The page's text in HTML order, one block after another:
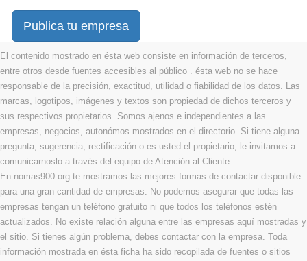
Publica tu empresa
El contenido mostrado en ésta web consiste en información de terceros,
entre otros desde fuentes accesibles al público . ésta web no se hace
responsable de la precisión, exactitud, utilidad o fiabilidad de los datos. Las
marcas, logotipos, imágenes y textos son propiedad de dichos terceros y
sus respectivos propietarios. Somos ajenos e independientes a las
empresas, negocios, autonómos mostrados en el directorio. Si tiene alguna
pregunta, sugerencia, rectificación o es usted el propietario, le invitamos a
comunicarnoslo a través del equipo de Atención al Cliente
En nomas900.org te mostramos las mejores formas de contactar disponible
para una gran cantidad de empresas. No podemos asegurar que todas las
empresas tengan un teléfono gratuito ni que todos los teléfonos estén
actualizados. No existe relación alguna entre las empresas aquí mostradas y
el sitio. Si tienes algún problema, debes contactar con la empresa. Toda
información mostrada en ésta ficha ha sido recopilada de fuentes o sitios